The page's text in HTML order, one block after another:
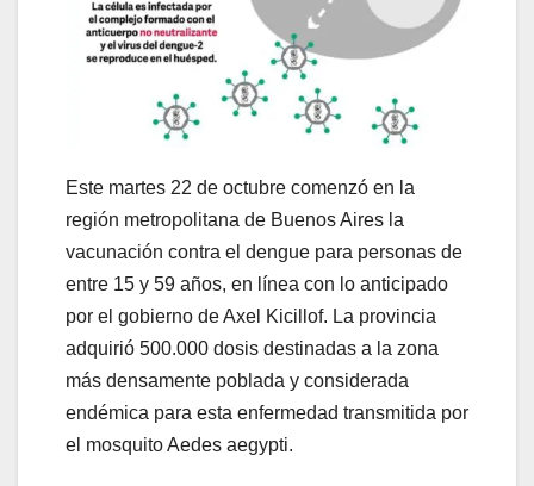
Este martes 22 de octubre comenzó en la
región metropolitana de Buenos Aires la
vacunación contra el dengue para personas de
entre 15 y 59 años, en línea con lo anticipado
por el gobierno de Axel Kicillof. La provincia
adquirió 500.000 dosis destinadas a la zona
más densamente poblada y considerada
endémica para esta enfermedad transmitida por
el mosquito Aedes aegypti.